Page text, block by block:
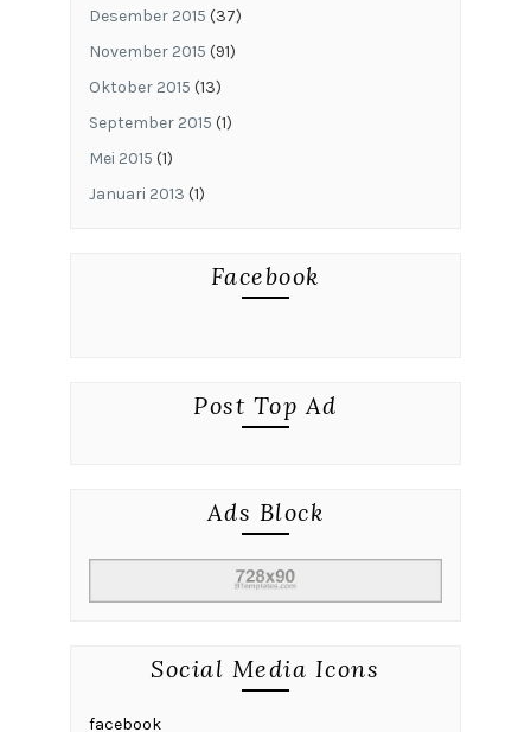
Desember 2015 (37)
November 2015 (91)
Oktober 2015 (13)
September 2015 (1)
Mei 2015 (1)
Januari 2013 (1)
Facebook
Post Top Ad
Ads Block
Social Media Icons
facebook